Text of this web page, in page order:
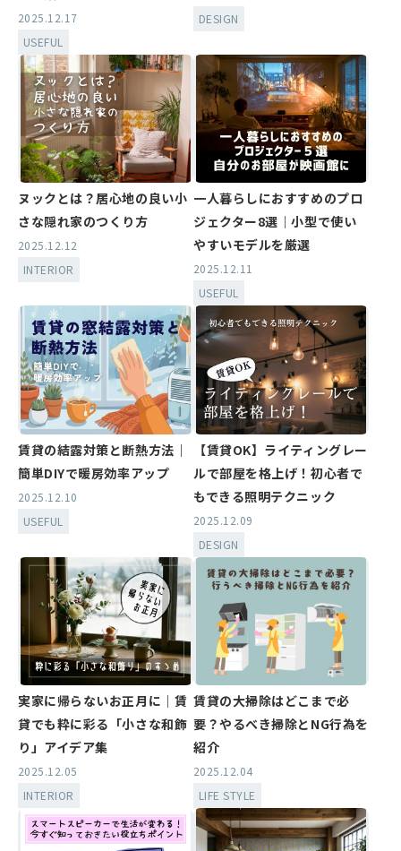
2025.12.17
USEFUL
DESIGN
ヌックとは？居心地の良い小
さな隠れ家のつくり方
2025.12.12
INTERIOR
一人暮らしにおすすめのプロ
ジェクター8選｜小型で使い
やすいモデルを厳選
2025.12.11
USEFUL
賃貸の結露対策と断熱方法｜
簡単DIYで暖房効率アップ
2025.12.10
USEFUL
【賃貸OK】ライティングレー
ルで部屋を格上げ！初心者で
もできる照明テクニック
2025.12.09
DESIGN
実家に帰らないお正月に｜賃
貸でも粋に彩る「小さな和飾
り」アイデア集
2025.12.05
INTERIOR
賃貸の大掃除はどこまで必
要？やるべき掃除とNG行為を
紹介
2025.12.04
LIFE STYLE